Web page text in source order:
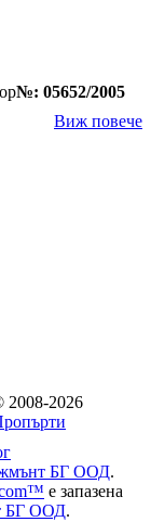
№: 05652/2005
Виж повече
2008-2026
БГ ООД.
е запазена
БГ ООД.